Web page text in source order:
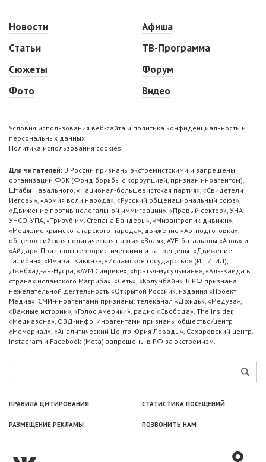
Новости
Статьи
Сюжеты
Фото
Афиша
ТВ-Программа
Форум
Видео
Условия использования веб-сайта и политика конфиденциальности и
персональных данных
Политика использования cookies
Для читателей: В России признаны экстремистскими и запрещены
организации ФБК (Фонд борьбы с коррупцией, признан иноагентом),
Штабы Навального, «Национал-большевистская партия», «Свидетели
Иеговы», «Армия воли народа», «Русский общенациональный союз»,
«Движение против нелегальной иммиграции», «Правый сектор», УНА-
УНСО, УПА, «Тризуб им. Степана Бандеры», «Мизантропик дивижн»,
«Меджлис крымскотатарского народа», движение «Артподготовка»,
общероссийская политическая партия «Воля», АУЕ, батальоны «Азов» и
«Айдар». Признаны террористическими и запрещены: «Движение
Талибан», «Имарат Кавказ», «Исламское государство» (ИГ, ИГИЛ),
Джебхад-ан-Нусра, «АУМ Синрике», «Братья-мусульмане», «Аль-Каида в
странах исламского Магриба», «Сеть», «Колумбайн». В РФ признана
нежелательной деятельность «Открытой России», издания «Проект
Медиа». СМИ-иноагентами признаны: телеканал «Дождь», «Медуза»,
«Важные истории», «Голос Америки», радио «Свобода», The Insider,
«Медиазона», ОВД-инфо. Иноагентами признаны общество/центр
«Мемориал», «Аналитический Центр Юрия Левады», Сахаровский центр.
Instagram и Facebook (Metа) запрещены в РФ за экстремизм.
ПРАВИЛА ЦИТИРОВАНИЯ СТАТИСТИКА ПОСЕЩЕНИЙ
РАЗМЕЩЕНИЕ РЕКЛАМЫ ПОЗВОНИТЬ НАМ